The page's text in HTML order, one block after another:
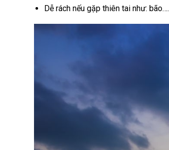
Dễ rách nếu gặp thiên tai như: bão….